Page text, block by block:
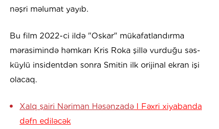
nəşri məlumat yayıb.
Bu film 2022-ci ildə "Oskar" mükafatlandırma
mərasimində həmkarı Kris Roka şillə vurduğu səs-
küylü insidentdən sonra Smitin ilk orijinal ekran işi
olacaq.
Xalq şairi Nəriman Həsənzadə I Fəxri xiyabanda
dəfn ediləcək